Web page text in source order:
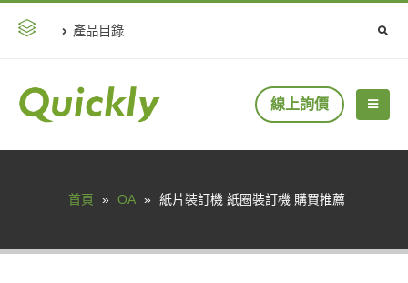
產品目錄
線上詢價
首頁 » OA » 紙片裝訂機 紙圈裝訂機 購買推薦